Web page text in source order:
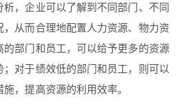
，企业可以了解到不同部门、不同
从而合理地配置人力资源、物力资
部门和员工，可以给予更多的资源
对于绩效低的部门和员工，则可以
，提高资源的利用效率。